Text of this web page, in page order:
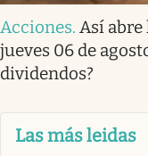
Acciones. Así abre
jueves 06 de
dividendos?
Las más leidas